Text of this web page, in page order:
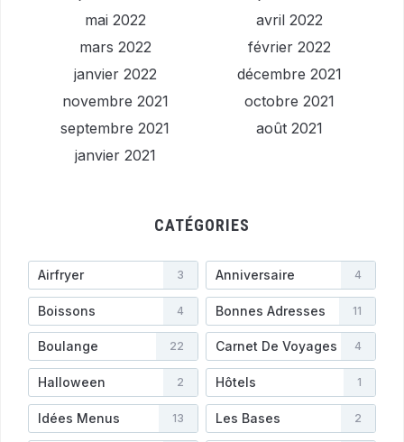
mai 2022
avril 2022
mars 2022
février 2022
janvier 2022
décembre 2021
novembre 2021
octobre 2021
septembre 2021
août 2021
janvier 2021
CATÉGORIES
Airfryer 3 Anniversaire 4
Boissons 4 Bonnes Adresses 11
Boulange 22 Carnet De Voyages 4
Halloween 2 Hôtels 1
Idées Menus 13 Les Bases 2